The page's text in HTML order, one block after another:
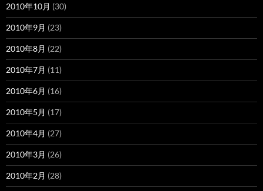
2010年10月 (30)
2010年9月 (23)
2010年8月 (22)
2010年7月 (11)
2010年6月 (16)
2010年5月 (17)
2010年4月 (27)
2010年3月 (26)
2010年2月 (28)